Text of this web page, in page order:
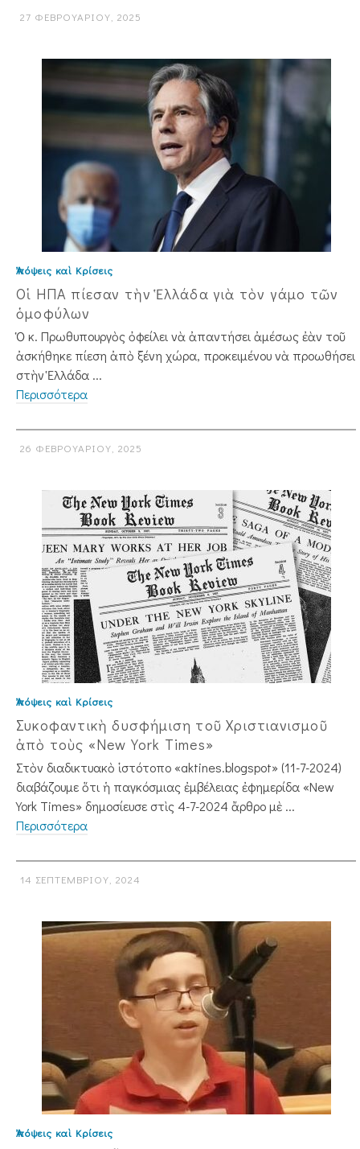
27 ΦΕΒΡΟΥΑΡΊΟΥ, 2025
Ἀπόψεις καὶ Κρίσεις
Οἱ ΗΠΑ πίεσαν τὴν Ἑλλάδα γιὰ τὸν γάμο τῶν
ὁμοφύλων
Ὁ κ. Πρωθυπουργὸς ὀφείλει νὰ ἀπαν­τήσει ἀμέσως ἐὰν τοῦ
ἀσκήθηκε πίεση ἀπὸ ξένη χώρα, προκειμένου νὰ προωθήσει
στὴν Ἑλλάδα ...
Περισσότερα
26 ΦΕΒΡΟΥΑΡΊΟΥ, 2025
Ἀπόψεις καὶ Κρίσεις
Συκοφαντικὴ δυσφήμιση τοῦ Χριστιανισμοῦ
ἀπὸ τοὺς «New York Times»
Στὸν διαδικτυακὸ ἱστότοπο «aktines.blog­spot» (11-7-2024)
διαβάζουμε ὅτι ἡ παγκόσμιας ἐμβέλειας ἐφημερίδα «New
York Times» δημοσίευσε στὶς 4-7-2024 ἄρθρο μὲ ...
Περισσότερα
14 ΣΕΠΤΕΜΒΡΊΟΥ, 2024
Ἀπόψεις καὶ Κρίσεις